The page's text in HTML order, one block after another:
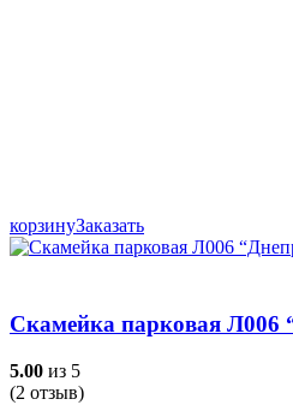
корзинуЗаказать
Скамейка парковая Л006
5.00 из 5
(2 отзыв)